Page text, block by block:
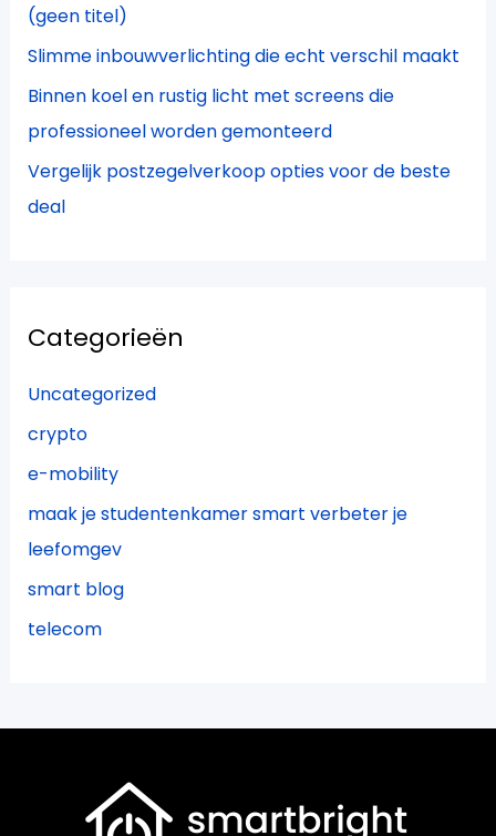
(geen titel)
Slimme inbouwverlichting die echt verschil maakt
Binnen koel en rustig licht met screens die
professioneel worden gemonteerd
Vergelijk postzegelverkoop opties voor de beste
deal
Categorieën
Uncategorized
crypto
e-mobility
maak je studentenkamer smart verbeter je
leefomgev
smart blog
telecom